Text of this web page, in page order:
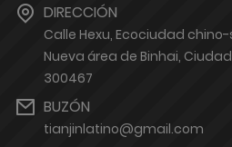
DIRECCIÓN
Calle Hexu, Ecociudad
Nueva área de Binhai,
300467
BUZÓN
tianjinlatino@gmail.com